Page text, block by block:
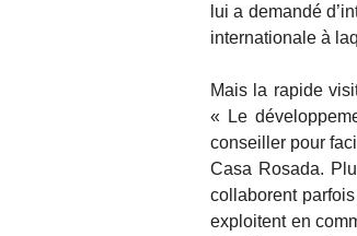
lui a demandé
internationale à
Mais la rapide
« Le
conseiller pour
Casa Rosada.
collaborent
exploitent en